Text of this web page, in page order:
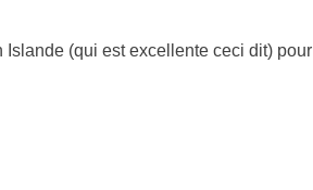
Islande (qui est excellente ceci dit) pour